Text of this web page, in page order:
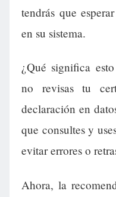
tendrás que
en su sistema.
¿Qué significa
no revisas tu
declaración en
que consultes y
evitar errores o
Ahora, la